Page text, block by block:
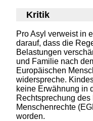
Kritik
Pro Asyl verweist in
darauf, dass die
Belastungen
und Familie nach
Europäischen
widerspreche.
keine Erwähnung in
Rechtsprechung
Menschenrechte
worden.